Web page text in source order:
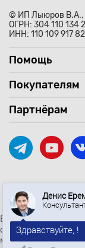
© ИП Лыюров В.А.,
ОГРН: 304 110 134
ИНН: 110 109 917
Помощь
Покупателям
Партнёрам
Вся текстовая и
оформление
международными
Продолжая
Денис
Здравствуйте, !
Ищете